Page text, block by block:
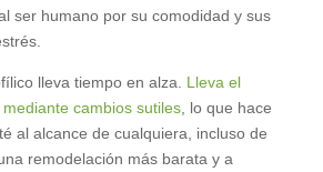
ser humano por su comodidad y sus
lleva tiempo en alza. Lleva el
cambios sutiles, lo que hace
al alcance de cualquiera, incluso de
remodelación más barata y a